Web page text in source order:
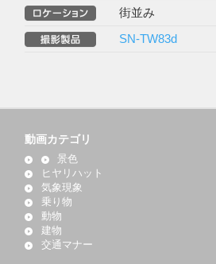
街並み
SN-TW83d
動画カテゴリ
景色
ヒヤリハット
気象現象
乗り物
動物
建物
交通マナー